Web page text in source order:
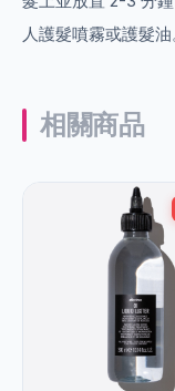
人護髮噴霧或護髮油
相關商品